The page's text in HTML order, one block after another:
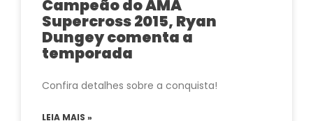
Campeão do AMA
Supercross 2015, Ryan
Dungey comenta a
temporada
Confira detalhes sobre a conquista!
LEIA MAIS »